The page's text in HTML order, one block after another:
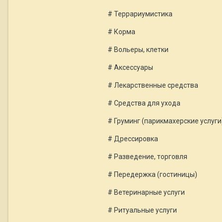
# Террариумистика
# Корма
# Вольеры, клетки
# Аксессуары
# Лекарственные средства
# Средства для ухода
# Груминг (парикмахерские
# Дрессировка
# Разведение, торговля
# Передержка (гостиницы)
# Ветеринарные услуги
# Ритуальные услуги